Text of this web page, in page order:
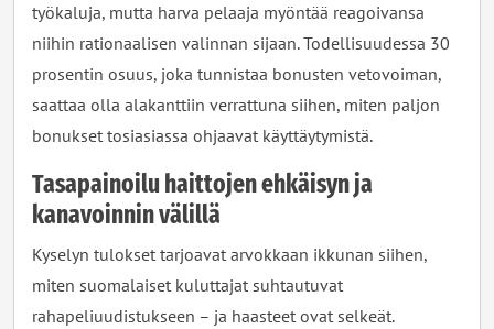
työkaluja, mutta harva pelaaja myöntää reagoivansa
niihin rationaalisen valinnan sijaan. Todellisuudessa 30
prosentin osuus, joka tunnistaa bonusten vetovoiman,
saattaa olla alakanttiin verrattuna siihen, miten paljon
bonukset tosiasiassa ohjaavat käyttäytymistä.
Tasapainoilu haittojen ehkäisyn ja
kanavoinnin välillä
Kyselyn tulokset tarjoavat arvokkaan ikkunan siihen,
miten suomalaiset kuluttajat suhtautuvat
rahapeliuudistukseen – ja haasteet ovat selkeät.